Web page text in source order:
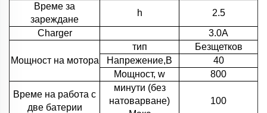
Време за
зареждане
h
2.5
Charger
3.0A
Мощност на мотора
тип
Безщетков
Напрежение,В
40
Мощност, w
800
Време на работа с
две батерии
минути (без
натоварване)
100